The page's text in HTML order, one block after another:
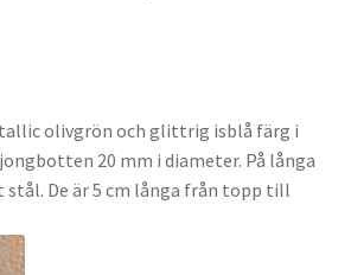
olivgrön och glittrig isblå färg i
20 mm i diameter. På långa
stål. De är 5 cm långa från topp till